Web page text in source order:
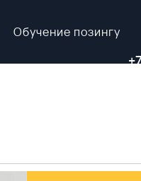
Обучение позингу